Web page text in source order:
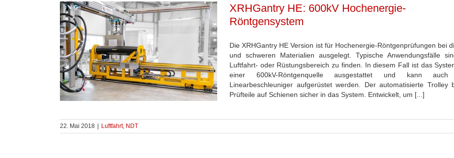
XRHGantry HE: 600kV Hochenergie-
Röntgensystem
Die XRHGantry HE Version ist für Hochenergie-Röntgenprüfungen bei
und schweren Materialien ausgelegt. Typische Anwendungsfälle
Luftfahrt- oder Rüstungsbereich zu finden. In diesem Fall ist das
einer 600kV-Röntgenquelle ausgestattet und kann
Linearbeschleuniger aufgerüstet werden. Der automatisierte Trolley
Prüfteile auf Schienen sicher in das System. Entwickelt, um [...]
22. Mai 2018 Luftfahrt, NDT